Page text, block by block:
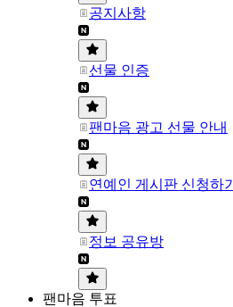
공지사항
선물 인증
팬마음 광고 선물 안내
연예인 게시판 신청하기
정보 공유방
팬마음 투표